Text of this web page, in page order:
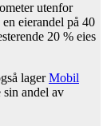
utenfor
eierandel på 40
20 % eies
lagerMobil
sin andel av